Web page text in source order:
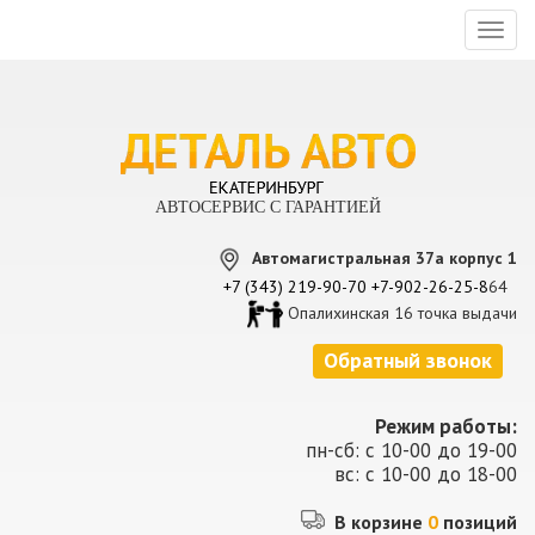
АВТОСЕРВИС С ГАРАНТИЕЙ
Автомагистральная 37а корпус 1
+7 (343) 219-90-70 +7-902-26-25-864
Опалихинская 16 точка выдачи
Обратный звонок
Режим работы:
пн-сб: с 10-00 до 19-00
вс: с 10-00 до 18-00
В корзине 0 позиций